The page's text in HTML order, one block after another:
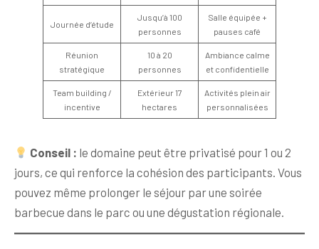
Journée d’étude
Jusqu’à 100
personnes
Salle équipée +
pauses café
Réunion
stratégique
10 à 20
personnes
Ambiance calme
et confidentielle
Team building /
incentive
Extérieur 17
hectares
Activités plein air
personnalisées
Conseil : le domaine peut être privatisé pour 1 ou 2
jours, ce qui renforce la cohésion des participants. Vous
pouvez même prolonger le séjour par une soirée
barbecue dans le parc ou une dégustation régionale.